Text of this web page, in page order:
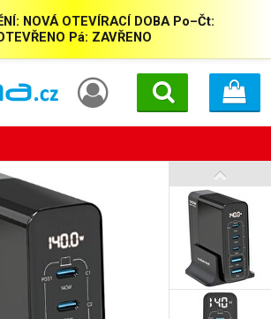
NOVÁ OTEVÍRACÍ DOBA Po–Čt:
Pá: ZAVŘENO